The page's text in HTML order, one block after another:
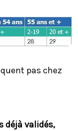
pas chez
déjà validés,